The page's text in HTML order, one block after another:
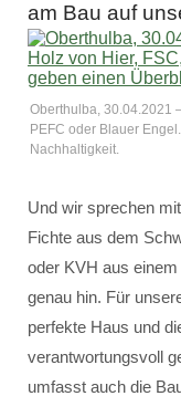
am Bau auf
Oberthulba, 30.04.2021
PEFC oder Blauer
Nachhaltigkeit.
Und wir sprechen
Fichte aus dem
oder KVH aus
genau hin. Für
perfekte Haus und
verantwortungsvoll
umfasst auch die